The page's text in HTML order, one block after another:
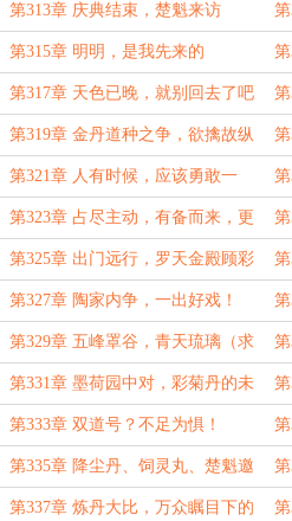
第313章 庆典结束，楚魁来访
第315章 明明，是我先来的
第317章 天色已晚，就别回去了吧
第319章 金丹道种之争，欲擒故纵
（求月票） 回
第321章 人有时候，应该勇敢一
点。 （
第323章 占尽主动，有备而来，更
有自信！（求月票） （
第325章 出门远行，罗天金殿顾彩
衣，申请筑基丹！（求月票） （
第327章 陶家内争，一出好戏！
（求月票） （
第329章 五峰罩谷，青天琉璃（求
月票）
第331章 墨荷园中对，彩菊丹的未
来
第333章 双道号？不足为惧！
丹
第335章 降尘丹、饲灵丸、楚魁邀
战丹阳子！ 不
第337章 炼丹大比，万众瞩目下的